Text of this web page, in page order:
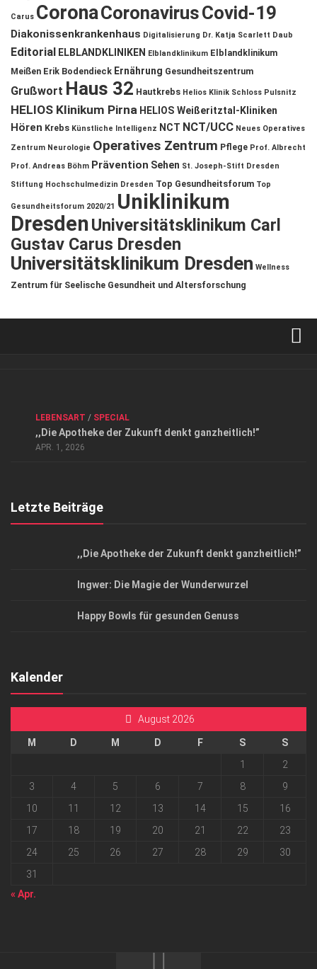
Carus CoronaCoronavirusCovid-19
Diakonissenkrankenhaus Digitalisierung Dr. Katja Scarlett Daub
Editorial ELBLANDKLINIKEN Elblandklinikum Elblandklinikum
Meißen Erik Bodendieck Ernährung Gesundheitszentrum
Grußwort Haus 32 Hautkrebs Helios Klinik Schloss Pulsnitz
HELIOS Klinikum Pirna HELIOS Weißeritztal-Kliniken
Hören Krebs Künstliche Intelligenz NCT NCT/UCC Neues Operatives
Zentrum Neurologie Operatives Zentrum Pflege Prof. Albrecht
Prof. Andreas Böhm Prävention Sehen St. Joseph-Stift Dresden
Stiftung Hochschulmedizin Dresden Top Gesundheitsforum Top
Gesundheitsforum 2020/21 Uniklinikum
DresdenUniversitätsklinikum Carl
Gustav Carus Dresden
Universitätsklinikum Dresden Wellness
Zentrum für Seelische Gesundheit und Altersforschung
Datenschutzerklärung
Top Magazin Dresden / Ostsachsen
LEBENSART / SPECIAL
,,Die Apotheke der Zukunft denkt ganzheitlich!”
APR. 1, 2026
Letzte Beiträge
,,Die Apotheke der Zukunft denkt ganzheitlich!”
Ingwer: Die Magie der Wunderwurzel
Happy Bowls für gesunden Genuss
Kalender
August 2026
M D M D F S
S
1
2
3
4 5 6 7 8
9
10
11 12 13 14 15
16
17
18 19 20 21 22
23
24
25 26 27 28 29
30
31
« Apr.